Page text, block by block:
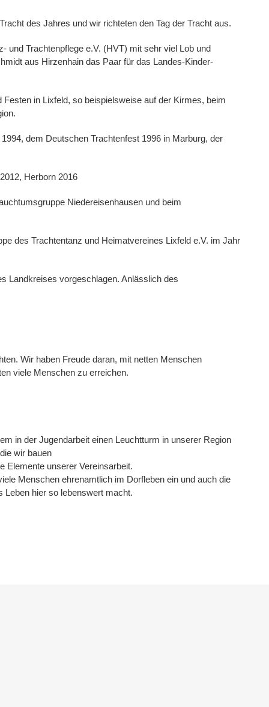
des Jahres und wir richteten den Tag der Tracht aus.
und Trachtenpflege e.V. (HVT) mit sehr viel Lob und
aus Hirzenhain das Paar für das Landes-Kinder-
in Lixfeld, so beispielsweise auf der Kirmes, beim
dem Deutschen Trachtenfest 1996 in Marburg, der
Herborn 2016
Niedereisenhausen und beim
des Trachtentanz und Heimatvereines Lixfeld e.V. im Jahr
Landkreises vorgeschlagen. Anlässlich des
Wir haben Freude daran, mit netten Menschen
viele Menschen zu erreichen.
in der Jugendarbeit einen Leuchtturm in unserer Region
wir bauen
Elemente unserer Vereinsarbeit.
Menschen ehrenamtlich im Dorfleben ein und auch die
Leben hier so lebenswert macht.